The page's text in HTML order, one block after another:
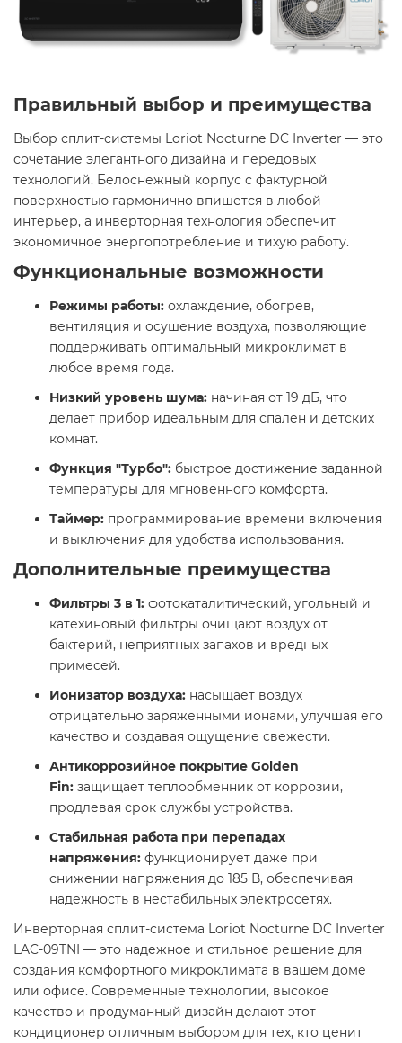
Правильный выбор и преимущества
Выбор сплит-системы Loriot Nocturne DC Inverter — это
сочетание элегантного дизайна и передовых
технологий. Белоснежный корпус с фактурной
поверхностью гармонично впишется в любой
интерьер, а инверторная технология обеспечит
экономичное энергопотребление и тихую работу.
Функциональные возможности
Режимы работы: охлаждение, обогрев,
вентиляция и осушение воздуха, позволяющие
поддерживать оптимальный микроклимат в
любое время года.
Низкий уровень шума: начиная от 19 дБ, что
делает прибор идеальным для спален и детских
комнат.
Функция "Турбо": быстрое достижение заданной
температуры для мгновенного комфорта.
Таймер: программирование времени включения
и выключения для удобства использования.
Дополнительные преимущества
Фильтры 3 в 1: фотокаталитический, угольный и
катехиновый фильтры очищают воздух от
бактерий, неприятных запахов и вредных
примесей.
Ионизатор воздуха: насыщает воздух
отрицательно заряженными ионами, улучшая его
качество и создавая ощущение свежести.
Антикоррозийное покрытие Golden
Fin: защищает теплообменник от коррозии,
продлевая срок службы устройства.
Стабильная работа при перепадах
напряжения: функционирует даже при
снижении напряжения до 185 В, обеспечивая
надежность в нестабильных электросетях.
Инверторная сплит-система Loriot Nocturne DC Inverter
LAC-09TNI — это надежное и стильное решение для
создания комфортного микроклимата в вашем доме
или офисе. Современные технологии, высокое
качество и продуманный дизайн делают этот
кондиционер отличным выбором для тех, кто ценит